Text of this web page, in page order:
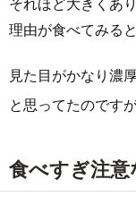
それほど大きくあ
理由が食べてみる
見た目がかなり濃
と思ってたのですが
食べすぎ注意